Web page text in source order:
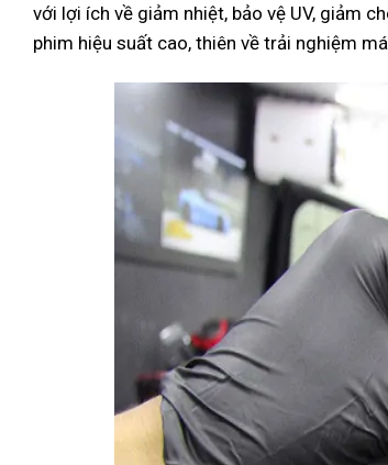
với lợi ích về giảm nhiệt, bảo vệ UV, giảm
phim hiệu suất cao, thiên về trải nghiệm